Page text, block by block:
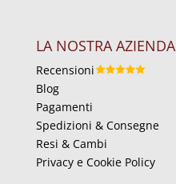
LA NOSTRA AZIENDA
Recensioni
Blog
Pagamenti
Spedizioni & Consegne
Resi & Cambi
Privacy e Cookie Policy